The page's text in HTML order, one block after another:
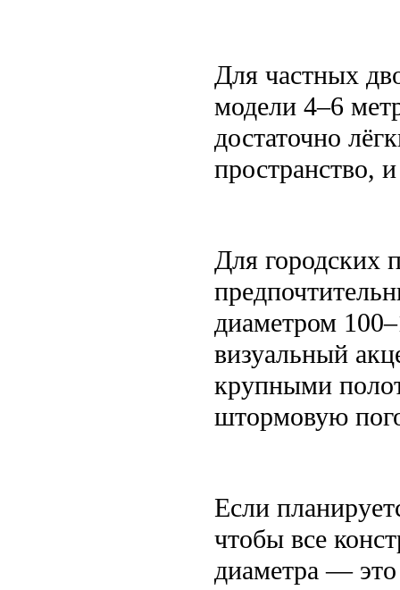
Для частных
модели 4–6
достаточно
пространство,
Для городских
диаметром
визуальный
крупными
штормовую
Если
чтобы все
диаметра —